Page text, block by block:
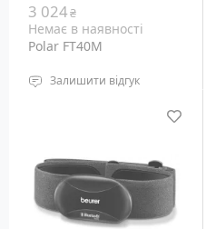
3 024₴
Немає в наявності
Polar FT40M
Залишити відгук
Водонепроникність: 30
серцевого ритму для
фітнесу